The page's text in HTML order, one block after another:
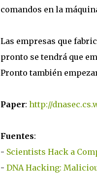
comandos en la
Las empresas que
pronto se tendrá que
Pronto también
Paper: http://
Fuentes:
- Scientists Hack a
- DNA Hacking: